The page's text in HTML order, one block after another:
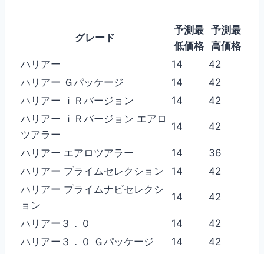
グレード
予測最
低価格
予測最
高価格
ハリアー
14
42
ハリアー Ｇパッケージ
14
42
ハリアー ｉＲバージョン
14
42
ハリアー ｉＲバージョン エアロ
ツアラー
14 42
ハリアー エアロツアラー 14
36
ハリアー プライムセレクション
14
42
ハリアー プライムナビセレクシ
ョン
14 42
ハリアー３．０ 14
42
ハリアー３．０ Ｇパッケージ
14
42